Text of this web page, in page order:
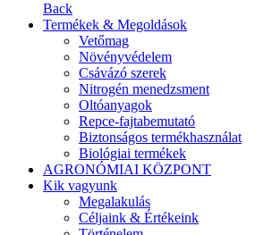
Back
Termékek & Megoldások
Vetőmag
Növényvédelem
Csávázó szerek
Nitrogén menedzsment
Oltóanyagok
Repce-fajtabemutató
Biztonságos termékhasználat
Biológiai termékek
AGRONÓMIAI KÖZPONT
Kik vagyunk
Megalakulás
Céljaink & Értékeink